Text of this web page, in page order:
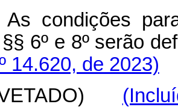
condições
§§ 6º e 8º serão
14.620, de 2023)